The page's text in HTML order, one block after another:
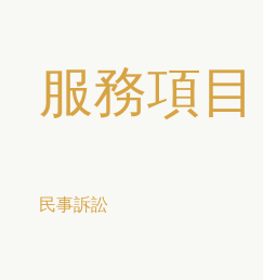
服務項目
民事訴訟